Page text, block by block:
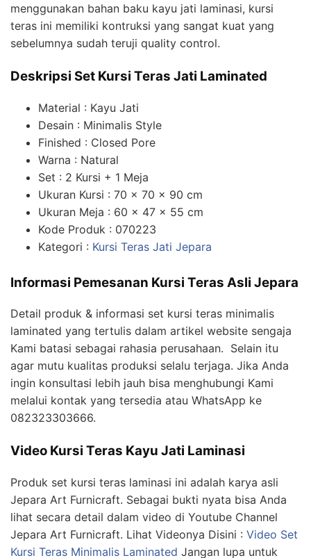
menggunakan bahan baku kayu jati laminasi, kursi
teras ini memiliki kontruksi yang sangat kuat yang
sebelumnya sudah teruji quality control.
Deskripsi Set Kursi Teras Jati Laminated
Material : Kayu Jati
Desain : Minimalis Style
Finished : Closed Pore
Warna : Natural
Set : 2 Kursi + 1 Meja
Ukuran Kursi : 70 x 70 x 90 cm
Ukuran Meja : 60 x 47 x 55 cm
Kode Produk : 070223
Kategori : Kursi Teras Jati Jepara
Informasi Pemesanan Kursi Teras Asli Jepara
Detail produk & informasi set kursi teras minimalis
laminated yang tertulis dalam artikel website sengaja
Kami batasi sebagai rahasia perusahaan. Selain itu
agar mutu kualitas produksi selalu terjaga. Jika Anda
ingin konsultasi lebih jauh bisa menghubungi Kami
melalui kontak yang tersedia atau WhatsApp ke
082323303666.
Video Kursi Teras Kayu Jati Laminasi
Produk set kursi teras laminasi ini adalah karya asli
Jepara Art Furnicraft. Sebagai bukti nyata bisa Anda
lihat secara detail dalam video di Youtube Channel
Jepara Art Furnicraft. Lihat Videonya Disini : Video Set
Kursi Teras Minimalis Laminated Jangan lupa untuk